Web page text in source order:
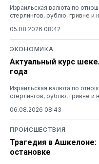
Израильская валюта по
стерлингов, рублю, гривне и
05.08.2026 08:42
ЭКОНОМИКА
Актуальный курс
года
Израильская валюта по
стерлингов, рублю, гривне и
06.08.2026 08:43
ПРОИСШЕСТВИЯ
Трагедия в Ашкелоне:
остановке